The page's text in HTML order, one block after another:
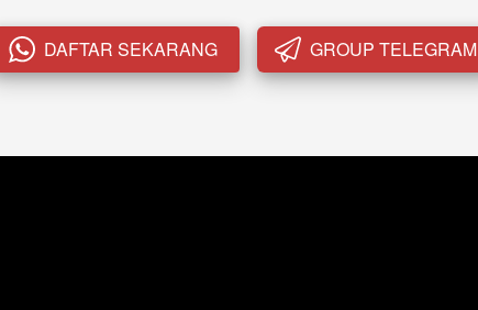
` DAFTAR SEKARANG ` GROUP TELEGRAM